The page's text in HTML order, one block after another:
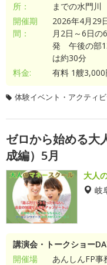
所：
までの水門川
開催期
間：
2026年4月29
月2日～6日の
発 午後の部
は約30分
料金:
有料 1艘3,000
体験イベント・アクティ
ゼロから始める大
成編）5月
大人
岐
講演会・トークショー
開催場
あんしんFP事